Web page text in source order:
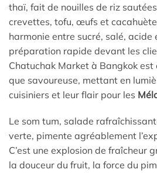
thaï, fait de nouilles de riz
crevettes, tofu, œufs et
harmonie entre sucré, salé, acide
préparation rapide devant les
Chatuchak Market à Bangkok
que savoureuse, mettant en
cuisiniers et leur flair pour les
Le som tum, salade
verte, pimente agréablement
C’est une explosion de fraîcheur
la douceur du fruit, la force du